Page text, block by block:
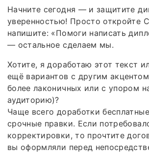
Начните сегодня — и защитите
уверенностью! Просто откройте
напишите: «Помоги написать
— остальное сделаем мы.
Хотите, я доработаю этот текст
ещё вариантов с другим
более лаконичных или с упором
аудиторию)?
Чаще всего доработки
срочные правки. Если
корректировки, то прочтите
вы оформляли перед